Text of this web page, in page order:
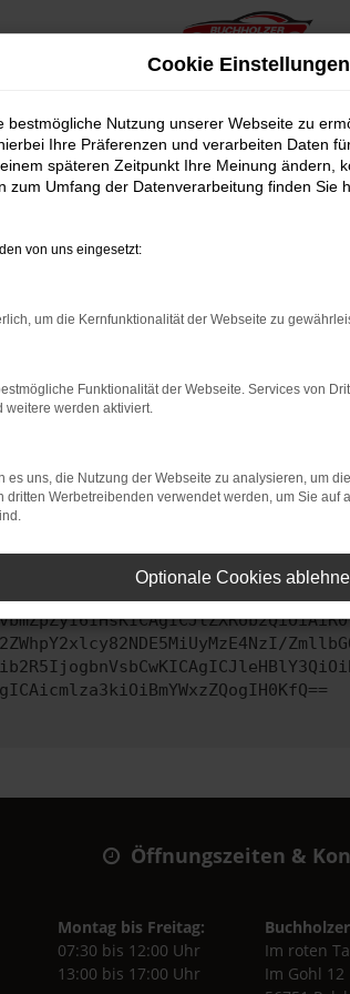
bestimmter Seiten verhindern.
beheben.
auf dem neuesten Stand sind.
kann auch dazu führen, dass
uns bitte. Wir werden versuchen,
Öffnungszeiten &
Montag bis Freitag:
07:30 bis 12:00 Uhr
13:00 bis 17:00 Uhr
Im roten
Im Gohl 12
Cookie Einstellungen
bestmögliche Nutzung unserer Webseite zu
Ihre Präferenzen und verarbeiten Daten
späteren Zeitpunkt Ihre Meinung ändern,
zum Umfang der Datenverarbeitung finden Sie
von uns eingesetzt:
um die Kernfunktionalität der Webseite zu
Funktionalität der Webseite. Services von
weitere werden aktiviert.
es uns, die Nutzung der Webseite zu analysieren, um
dritten Werbetreibenden verwendet werden, um Sie
Optionale Cookies